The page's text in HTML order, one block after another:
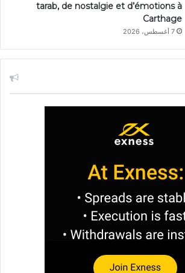
tarab, de nostalgie et d’émotions à
Carthage
7 أغسطس، 2026